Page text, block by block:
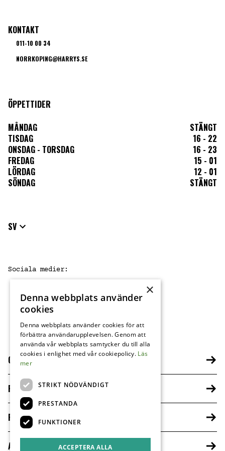
SV
Sociala medier:
FB IG
KONTAKT
011-10 00 34
NORRKOPING@HARRYS.SE
ÖPPETTIDER
MÅNDAG
STÄNGT
TISDAG
16 - 22
ONSDAG - TORSDAG
16 - 23
FREDAG
15 - 01
LÖRDAG
12 - 01
SÖNDAG
STÄNGT
OM HARRYS
FRANCHISETAGARE
PRESS
ARBETA HOS OSS
×
Denna webbplats använder
cookies
Denna webbplats använder cookies för att
förbättra användarupplevelsen. Genom att
använda vår webbplats samtycker du till alla
cookies i enlighet med vår cookiepolicy. Läs
mer
STRIKT NÖDVÄNDIGT
PRESTANDA
FUNKTIONER
ACCEPTERA ALLA